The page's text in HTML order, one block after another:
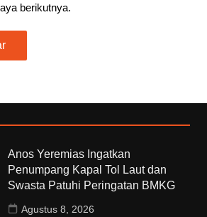
berikutnya.
Anos Yeremias Ingatkan
Penumpang Kapal Tol Laut dan
Swasta Patuhi Peringatan BMKG
Agustus 8, 2026